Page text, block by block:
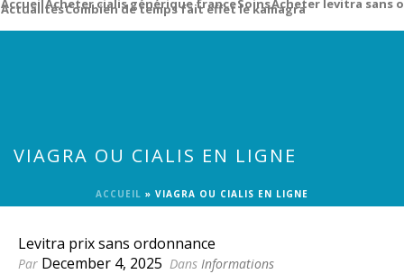
Accueil Acheter cialis générique franceSoinsAcheter levitra sans
ActualitésCombien de temps fait effet le kamagra
VIAGRA OU CIALIS EN LIGNE
ACCUEIL » VIAGRA OU CIALIS EN LIGNE
Levitra prix sans ordonnance
Par December 4, 2025 Dans Informations